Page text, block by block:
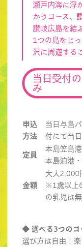
瀬戸内海に浮
かうコース、
讃岐広島を結
1つの島をじ
沢に周遊する
当日受付の
み
申込
方法
当日与島
付にて当
定員
本島笠島
本島泊港
金額
大人
※1歳以上
の乳児は
◆ 選べる3つのコ
選び方は自由！